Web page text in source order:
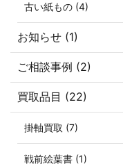
古い紙もの (4)
お知らせ (1)
ご相談事例 (2)
買取品目 (22)
掛軸買取 (7)
戦前絵葉書 (1)